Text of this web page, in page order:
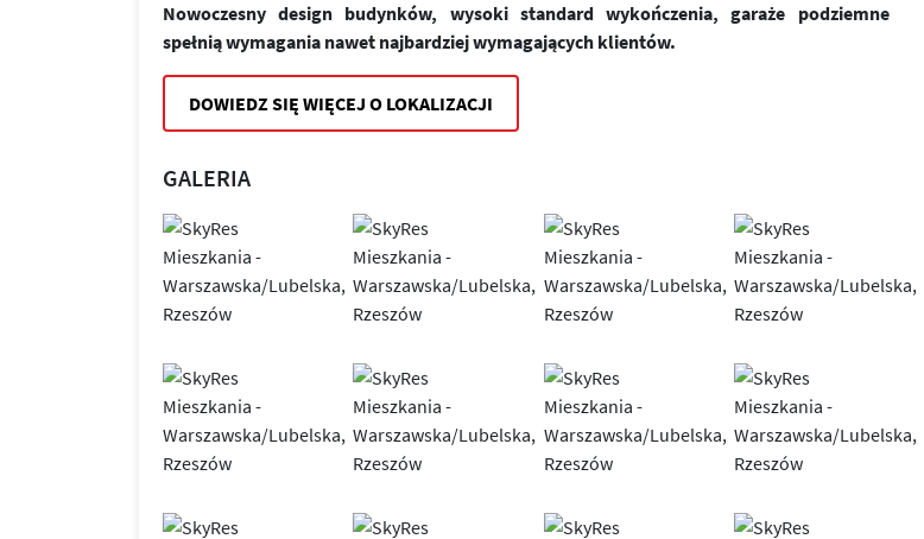
Nowoczesny design budynków, wysoki standard wykończenia, garaże podziemne
spełnią wymagania nawet najbardziej wymagających klientów.
DOWIEDZ SIĘ WIĘCEJ O LOKALIZACJI
GALERIA